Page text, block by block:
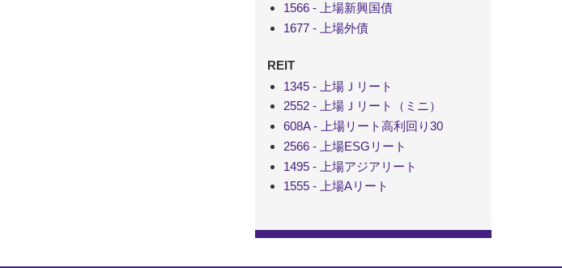
1566 - 上場新興国債
1677 - 上場外債
REIT
1345 - 上場Ｊリート
2552 - 上場Ｊリート（ミニ）
608A - 上場リート高利回り30
2566 - 上場ESGリート
1495 - 上場アジアリート
1555 - 上場Aリート